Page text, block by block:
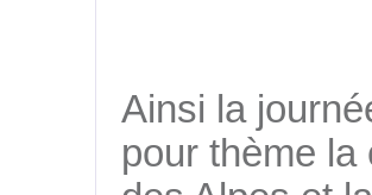
Ainsi la
pour thème